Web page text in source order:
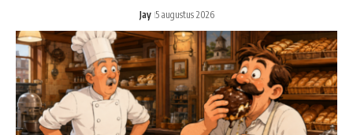
Jay 5 augustus 2026